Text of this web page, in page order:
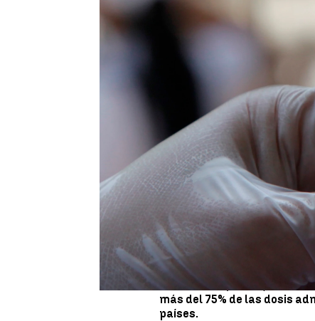
20 de mayo de 2021, 15:57
20 de mayo de 2021, 14:05
OMS ha asegurado que las
"todas las variantes del
efectividad de estas dosis
Estas últimas semanasla
cercano de las variantes
británica
B1617 (
). Y
COVID-19 sean eficaces,
la
terminado"
y la respuesta
más del 75% de las dosis
países.